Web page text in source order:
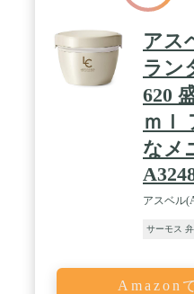
アス
ラン
620
ｍｌ
なメ
アスベル
サーモス
Amazon